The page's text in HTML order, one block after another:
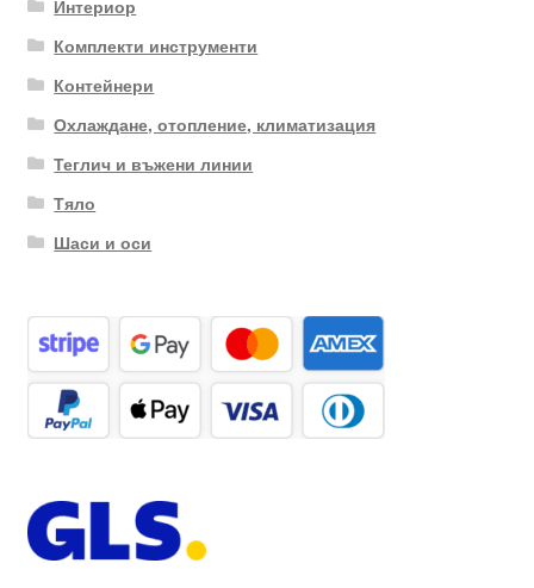
Интериор
Комплекти инструменти
Контейнери
Охлаждане, отопление, климатизация
Теглич и въжени линии
Тяло
Шаси и оси